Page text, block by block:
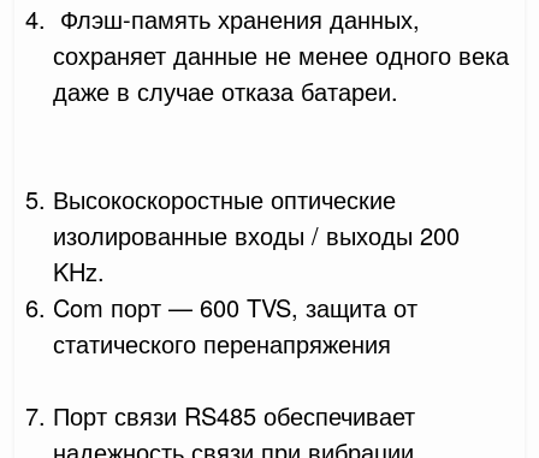
Флэш-память хранения данных,
сохраняет данные не менее одного века
даже в случае отказа батареи.
Высокоскоростные оптические
изолированные входы / выходы 200
KHz.
Com порт — 600 TVS, защита от
статического перенапряжения
Порт связи RS485 обеспечивает